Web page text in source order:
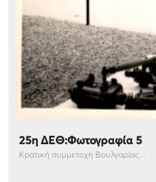
25η ΔΕΘ:Φωτογραφία 5
Κρατική συμμετοχή Βουλγαρίας...